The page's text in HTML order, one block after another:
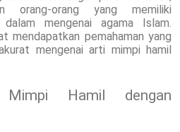
orang-orang yang memiliki
mengenai agama Islam.
mendapatkan pemahaman yang
mengenai arti mimpi hamil
Hamil dengan